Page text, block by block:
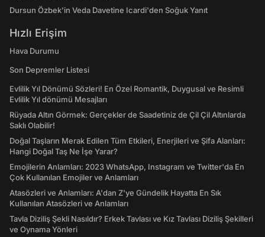
Dursun Özbek'in Veda Davetine Icardi'den Soğuk Yanıt
Hızlı Erişim
Hava Durumu
Son Depremler Listesi
Evlilik Yıl Dönümü Sözleri! En Özel Romantik, Duygusal ve Resimli
Evlilik Yıl dönümü Mesajları
Rüyada Altın Görmek: Gerçekler de Saadetiniz de Çil Çil Altınlarda
Saklı Olabilir!
Doğal Taşların Merak Edilen Tüm Etkileri, Enerjileri ve Şifa Alanları:
Hangi Doğal Taş Ne İşe Yarar?
Emojilerin Anlamları: 2023 WhatsApp, Instagram ve Twitter'da En
Çok Kullanılan Emojiler ve Anlamları
Atasözleri ve Anlamları: A'dan Z'ye Gündelik Hayatta En Sık
Kullanılan Atasözleri ve Anlamları
Tavla Diziliş Şekli Nasıldır? Erkek Tavlası ve Kız Tavlası Diziliş Şekilleri
ve Oynama Yönleri